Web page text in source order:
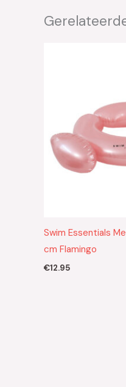
Swim Essentials
cm Flamingo
€12.95